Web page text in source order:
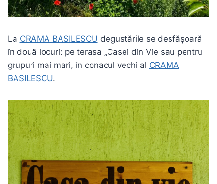
La CRAMA BASILESCU degustările se desfășoară
în două locuri: pe terasa „Casei din Vie sau pentru
grupuri mai mari, în conacul vechi al CRAMA
BASILESCU.